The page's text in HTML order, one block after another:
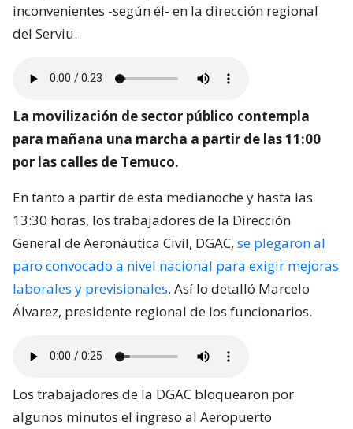
inconvenientes -según él- en la dirección regional
del Serviu.
La movilización de sector público contempla
para mañana una marcha a partir de las 11:00
por las calles de Temuco.
En tanto a partir de esta medianoche y hasta las
13:30 horas, los trabajadores de la Dirección
General de Aeronáutica Civil, DGAC, se plegaron al
paro convocado a nivel nacional para exigir mejoras
laborales y previsionales. Así lo detalló Marcelo
Álvarez, presidente regional de los funcionarios.
Los trabajadores de la DGAC bloquearon por
algunos minutos el ingreso al Aeropuerto